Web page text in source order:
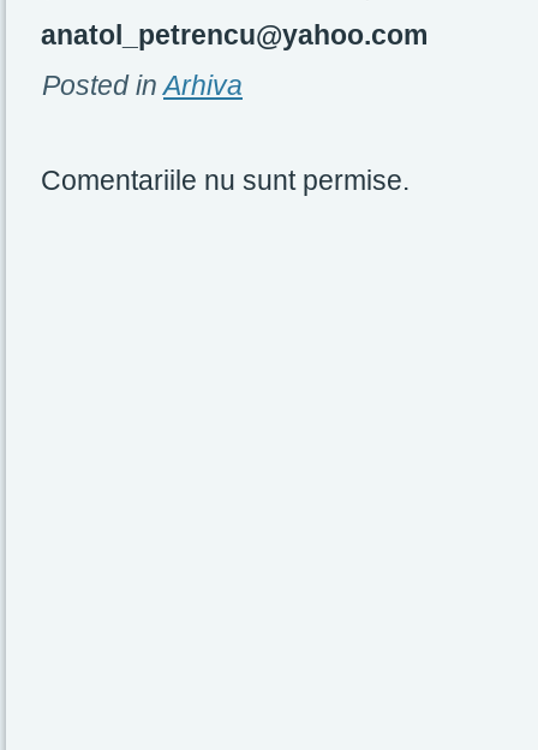
anatol_petrencu@yahoo.com
Posted in Arhiva
Comentariile nu sunt permise.